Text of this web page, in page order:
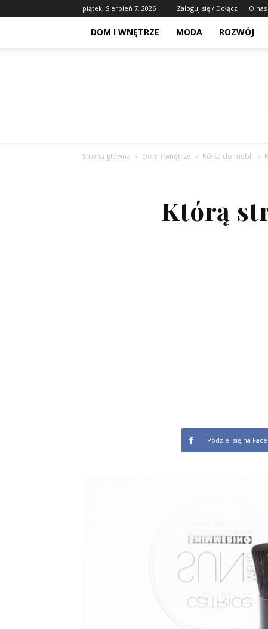
piątek, Sierpień 7, 2026 Zaloguj się / Dołącz O nas
DOM I WNĘTRZE MODA ROZWÓJ
Strona główna Dom i wnętrze Kółka do mebli
Którą
Podziel się na